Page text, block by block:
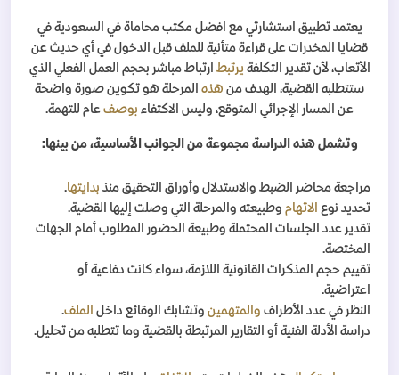
يعتمد تطبيق استشارتي مع افضل مكتب محاماة في السعودية في
قضايا المخدرات على قراءة متأنية للملف قبل الدخول في أي حديث عن
الأتعاب، لأن تقدير التكلفة يرتبط ارتباط مباشر بحجم العمل الفعلي الذي
ستتطلبه القضية، الهدف من هذه المرحلة هو تكوين صورة واضحة
عن المسار الإجرائي المتوقع، وليس الاكتفاء بوصف عام للتهمة.
وتشمل هذه الدراسة مجموعة من الجوانب الأساسية، من بينها:
مراجعة محاضر الضبط والاستدلال وأوراق التحقيق منذ بدايتها.
تحديد نوع الاتهام وطبيعته والمرحلة التي وصلت إليها القضية.
تقدير عدد الجلسات المحتملة وطبيعة الحضور المطلوب أمام الجهات
المختصة.
تقييم حجم المذكرات القانونية اللازمة، سواء كانت دفاعية أو
اعتراضية.
النظر في عدد الأطراف والمتهمين وتشابك الوقائع داخل الملف.
دراسة الأدلة الفنية أو التقارير المرتبطة بالقضية وما تتطلبه من تحليل.